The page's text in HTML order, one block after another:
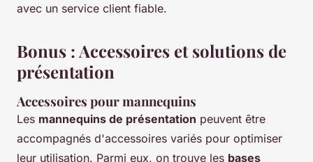
avec un service client fiable.
Bonus : Accessoires et solutions de
présentation
Accessoires pour mannequins
Les mannequins de présentation peuvent être
accompagnés d'accessoires variés pour optimiser
leur utilisation. Parmi eux, on trouve les bases